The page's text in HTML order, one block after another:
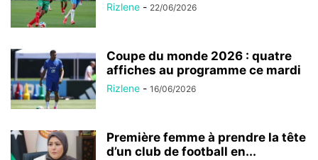
Rizlene - 22/06/2026
Coupe du monde 2026 : quatre
affiches au programme ce mardi
Rizlene - 16/06/2026
Première femme à prendre la tête
d’un club de football en...